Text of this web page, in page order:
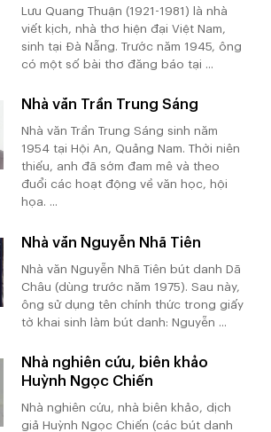
Lưu Quang Thuận (1921-1981) là nhà
viết kịch, nhà thơ hiện đại Việt Nam,
sinh tại Đà Nẵng. Trước năm 1945, ông
có một số bài thơ đăng báo tại ...
Nhà văn Trần Trung Sáng
Nhà văn Trần Trung Sáng sinh năm
1954 tại Hội An, Quảng Nam. Thời niên
thiếu, anh đã sớm đam mê và theo
đuổi các hoạt động về văn học, hội
họa. ...
Nhà văn Nguyễn Nhã Tiên
Nhà văn Nguyễn Nhã Tiên bút danh Dã
Châu (dùng trước năm 1975). Sau này,
ông sử dụng tên chính thức trong giấy
tờ khai sinh làm bút danh: Nguyễn ...
Nhà nghiên cứu, biên khảo
Huỳnh Ngọc Chiến
Nhà nghiên cứu, nhà biên khảo, dịch
giả Huỳnh Ngọc Chiến (các bút danh